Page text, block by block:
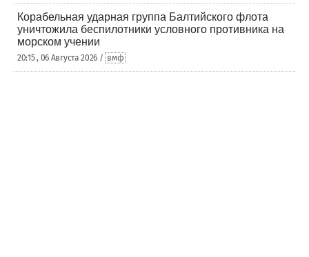
Корабельная ударная группа Балтийского флота
уничтожила беспилотники условного противника на
морском учении
20:15 , 06 Августа 2026 / вмф